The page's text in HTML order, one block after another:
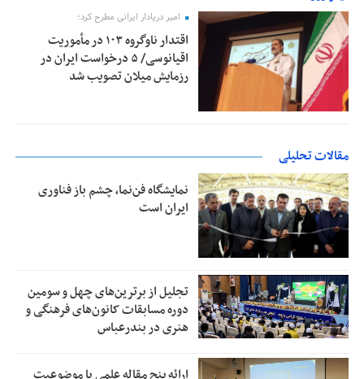
امیر دریادار ایرانی مطرح کرد؛
اقتدار ناوگروه ۱۰۳ در مأموریت‌
اقیانوسی/ ۵ درخواست ایران در
رزمایش میلان تصویب شد
مقالات تحلیلی
نمایشگاه فن‌نما، چشم باز فناوری
ایران است
تجلیل از بر‌ترین‌های چهل و سومین
دوره مسابقات کانون‌های فرهنگی و
هنری در بندرعباس